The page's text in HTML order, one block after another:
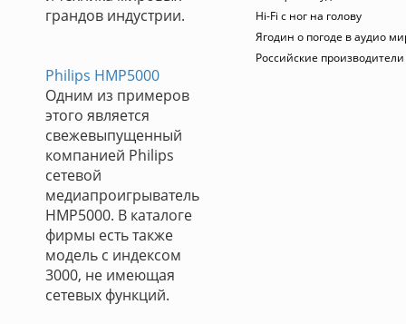
грандов индустрии.
Philips HMP5000
Одним из примеров
этого является
свежевыпущенный
компанией Philips
сетевой
медиапроигрыватель
HMP5000. В каталоге
фирмы есть также
модель с индексом
3000, не имеющая
сетевых функций.
Hi-Fi с ног на голову
Ягодин о погоде в аудио
Российские производители